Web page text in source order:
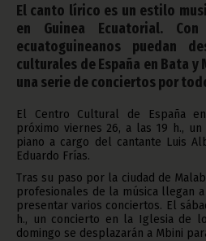
El canto lírico es un estilo
en Guinea Ecuatorial.
ecuatoguineanos puedan
culturales de España en Bata y
una serie de conciertos por
El Centro Cultural de España
próximo viernes 26, a las 19 h.,
piano a cargo del cantante Luis
Eduardo Frías.
Tras su paso por la ciudad de
profesionales de la música llegan
presentar varios conciertos. El
h., un concierto en la Iglesia de
domingo se desplazarán a Mbini